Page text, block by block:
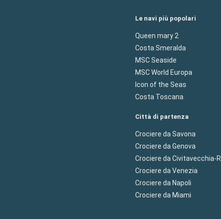
Le navi più popolari
Queen mary 2
Costa Smeralda
MSC Seaside
MSC World Europa
Icon of the Seas
Costa Toscana
Città di partenza
Crociere da Savona
Crociere da Genova
Crociere da Civitavecchia-
Crociere da Venezia
Crociere da Napoli
Crociere da Miami